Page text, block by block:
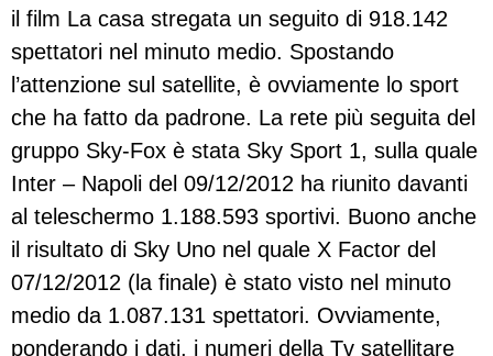
il film La casa stregata un seguito di 918.142
spettatori nel minuto medio. Spostando
l’attenzione sul satellite, è ovviamente lo sport
che ha fatto da padrone. La rete più seguita del
gruppo Sky-Fox è stata Sky Sport 1, sulla quale
Inter – Napoli del 09/12/2012 ha riunito davanti
al teleschermo 1.188.593 sportivi. Buono anche
il risultato di Sky Uno nel quale X Factor del
07/12/2012 (la finale) è stato visto nel minuto
medio da 1.087.131 spettatori. Ovviamente,
ponderando i dati, i numeri della Tv satellitare